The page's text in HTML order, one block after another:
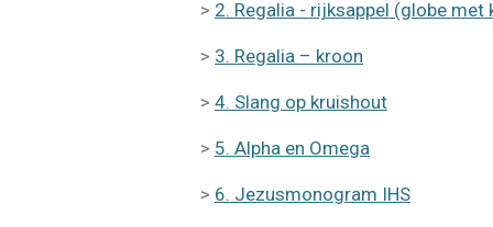
> 2. Regalia - rijksappel (globe met
> 3. Regalia – kroon
> 4. Slang op kruishout
> 5. Alpha en Omega
> 6. Jezusmonogram IHS